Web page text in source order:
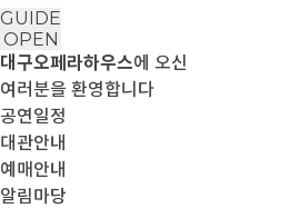
GUIDE
OPEN
대구오페라하우스에 오신
여러분을 환영합니다
공연일정
대관안내
예매안내
알림마당